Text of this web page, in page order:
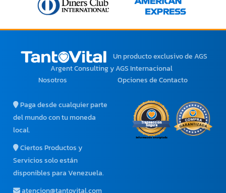
Un producto exclusivode AGS
Argent Consulting y AGS Internacional
Nosotros
Opciones de Contacto
Paga desde cualquier parte
del mundo con tu moneda
local.
Ciertos Productos y
Servicios solo están
disponibles para Venezuela.
atencion@tantovital.com